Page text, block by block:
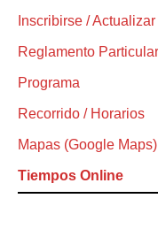
Inscribirse /
Reglamento Particular
Programa
Recorrido / Horarios
Mapas (Google Maps)
Tiempos Online